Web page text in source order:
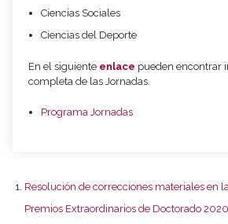
Ciencias Sociales
Ciencias del Deporte
En el siguiente enlace pueden encontrar
completa de las Jornadas.
Programa Jornadas
Resolución de correcciones materiales en
Premios Extraordinarios de Doctorado